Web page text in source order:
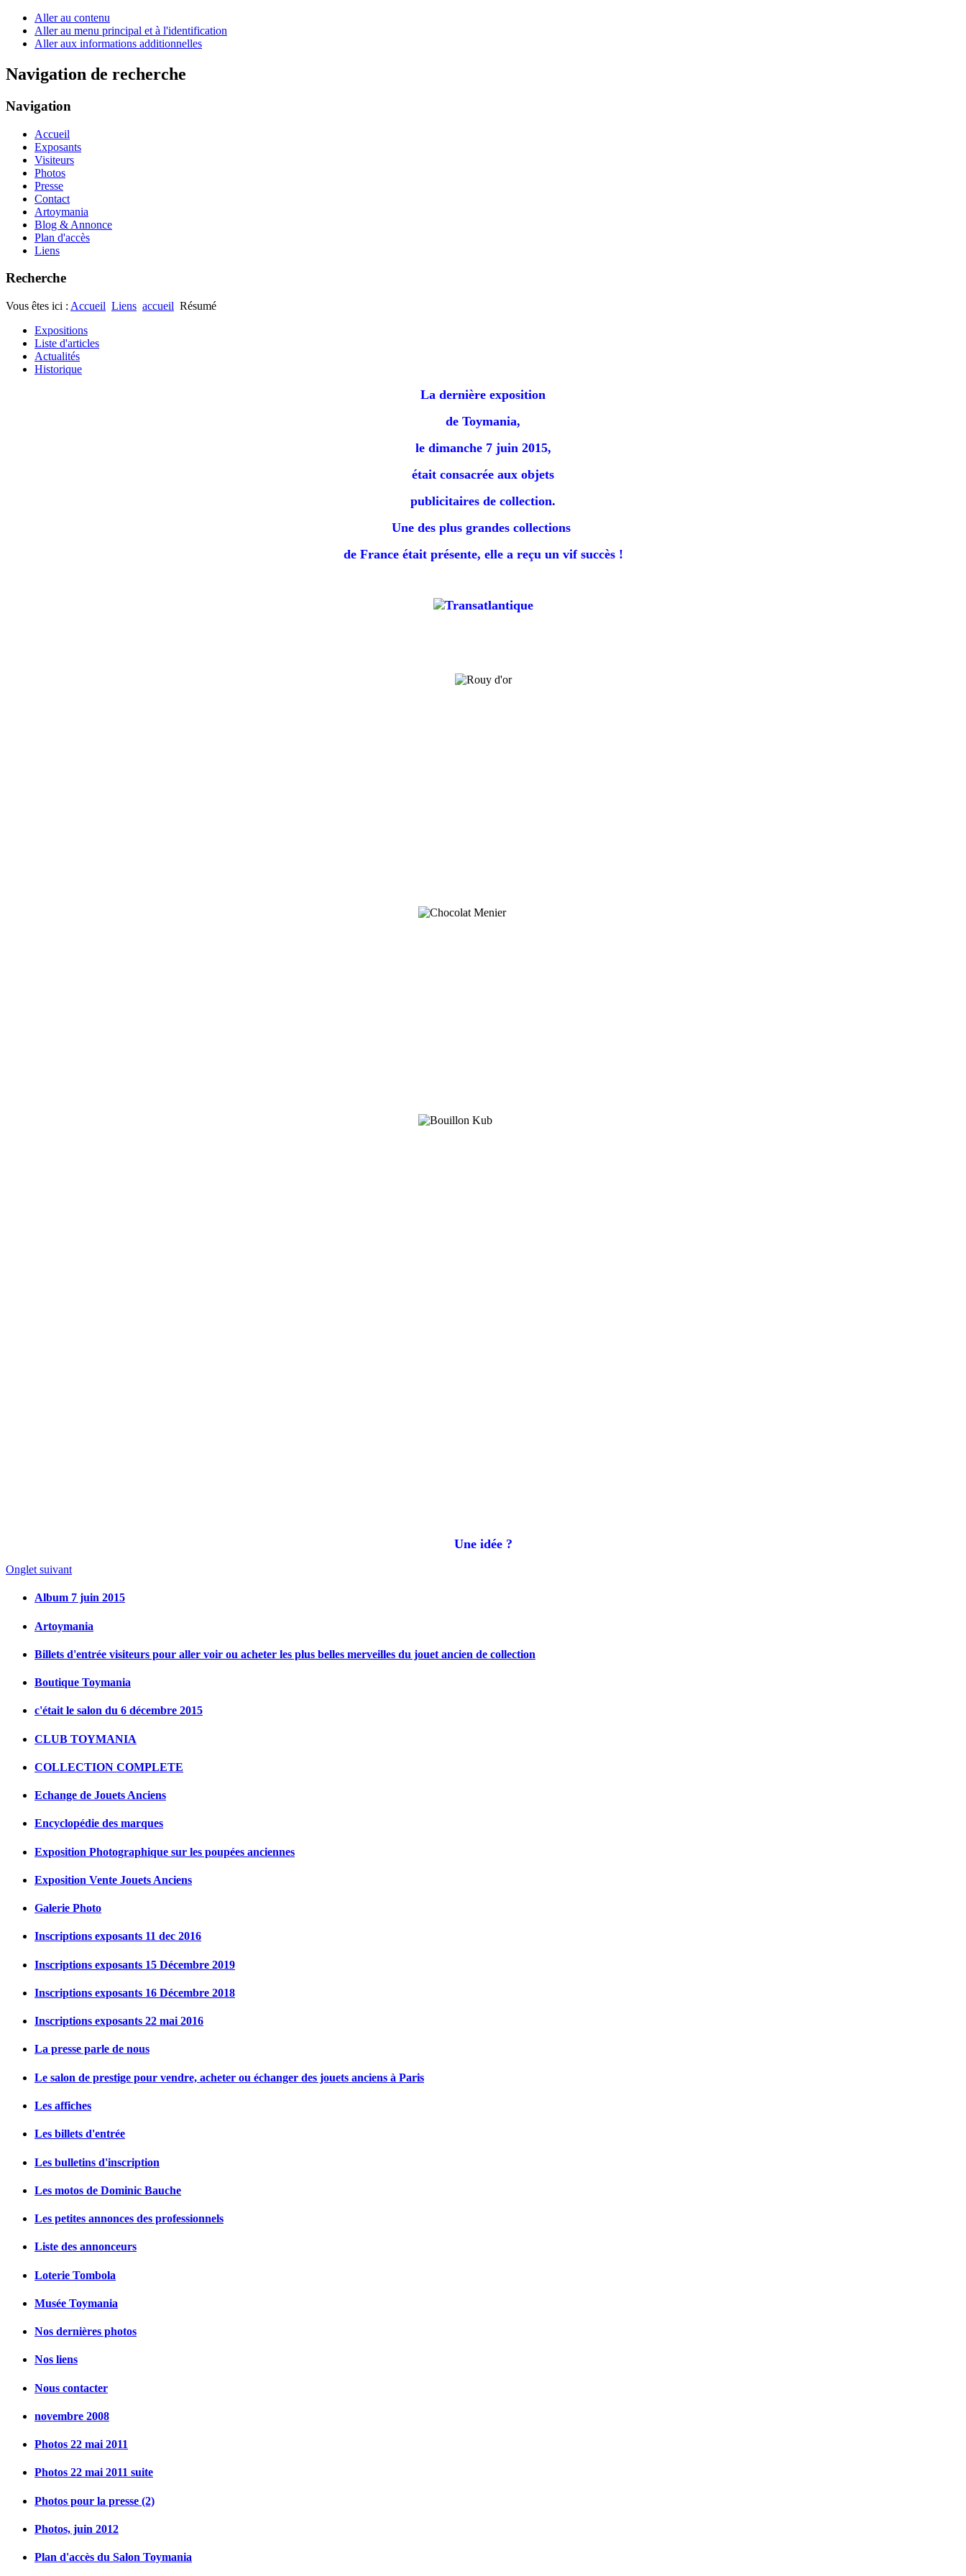
Aller au contenu
Aller au menu principal et à l'identification
Aller aux informations additionnelles
Navigation de recherche
Navigation
Accueil
Exposants
Visiteurs
Photos
Presse
Contact
Artoymania
Blog & Annonce
Plan d'accès
Liens
Recherche
Vous êtes ici : Accueil Liens accueil Résumé
Expositions
Liste d'articles
Actualités
Historique
La dernière exposition
de Toymania,
le dimanche 7 juin 2015,
était consacrée aux objets
publicitaires de collection.
Une des plus grandes collections
de France était présente, elle a reçu un vif succès !
Une idée ?
Onglet suivant
Album 7 juin 2015
Artoymania
Billets d'entrée visiteurs pour aller voir ou acheter les plus belles merveilles du jouet ancien de collection
Boutique Toymania
c'était le salon du 6 décembre 2015
CLUB TOYMANIA
COLLECTION COMPLETE
Echange de Jouets Anciens
Encyclopédie des marques
Exposition Photographique sur les poupées anciennes
Exposition Vente Jouets Anciens
Galerie Photo
Inscriptions exposants 11 dec 2016
Inscriptions exposants 15 Décembre 2019
Inscriptions exposants 16 Décembre 2018
Inscriptions exposants 22 mai 2016
La presse parle de nous
Le salon de prestige pour vendre, acheter ou échanger des jouets anciens à Paris
Les affiches
Les billets d'entrée
Les bulletins d'inscription
Les motos de Dominic Bauche
Les petites annonces des professionnels
Liste des annonceurs
Loterie Tombola
Musée Toymania
Nos dernières photos
Nos liens
Nous contacter
novembre 2008
Photos 22 mai 2011
Photos 22 mai 2011 suite
Photos pour la presse (2)
Photos, juin 2012
Plan d'accès du Salon Toymania